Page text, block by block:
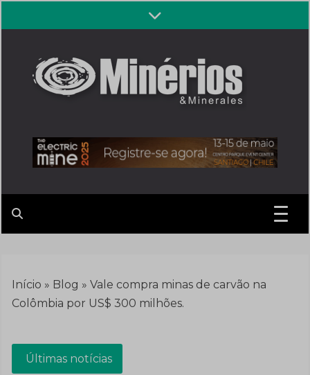
to
Revista
Minérios &
Minerales
Início » Blog » Vale compra minas de carvão na
Colômbia por US$ 300 milhões.
Últimas notícias